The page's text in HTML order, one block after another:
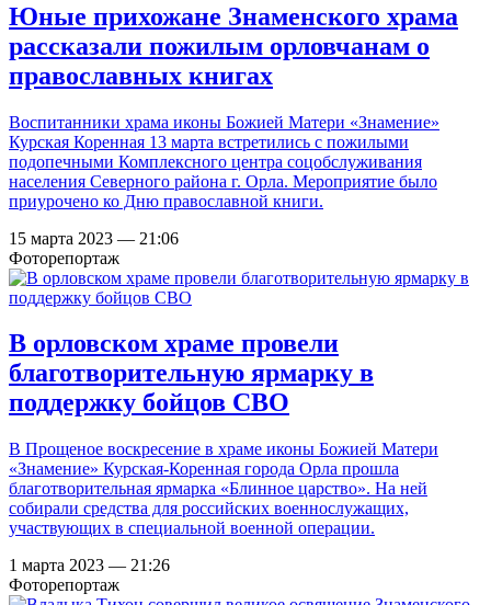
Юные прихожане Знаменского храма
рассказали пожилым орловчанам о
православных книгах
Воспитанники храма иконы Божией Матери «Знамение»
Курская Коренная 13 марта встретились с пожилыми
подопечными Комплексного центра соцобслуживания
населения Северного района г. Орла. Мероприятие было
приурочено ко Дню православной книги.
15 марта 2023 — 21:06
Фоторепортаж
В орловском храме провели
благотворительную ярмарку в
поддержку бойцов СВО
В Прощеное воскресение в храме иконы Божией Матери
«Знамение» Курская-Коренная города Орла прошла
благотворительная ярмарка «Блинное царство». На ней
собирали средства для российских военнослужащих,
участвующих в специальной военной операции.
1 марта 2023 — 21:26
Фоторепортаж